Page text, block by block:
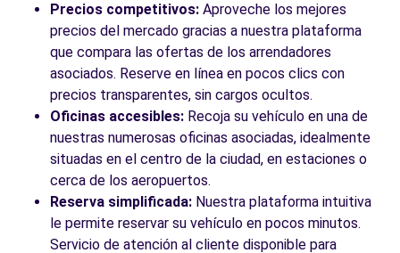
Precios competitivos: Aproveche los mejores
precios del mercado gracias a nuestra plataforma
que compara las ofertas de los arrendadores
asociados. Reserve en línea en pocos clics con
precios transparentes, sin cargos ocultos.
Oficinas accesibles: Recoja su vehículo en una de
nuestras numerosas oficinas asociadas, idealmente
situadas en el centro de la ciudad, en estaciones o
cerca de los aeropuertos.
Reserva simplificada: Nuestra plataforma intuitiva
le permite reservar su vehículo en pocos minutos.
Servicio de atención al cliente disponible para